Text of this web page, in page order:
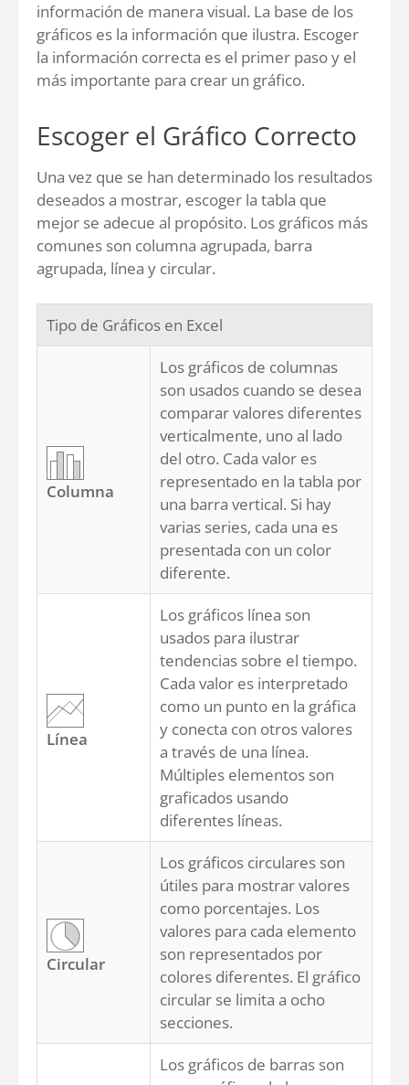
información de manera visual. La base de los
gráficos es la información que ilustra. Escoger
la información correcta es el primer paso y el
más importante para crear un gráfico.
Escoger el Gráfico Correcto
Una vez que se han determinado los resultados
deseados a mostrar, escoger la tabla que
mejor se adecue al propósito. Los gráficos más
comunes son columna agrupada, barra
agrupada, línea y circular.
Tipo de Gráficos en Excel
Columna
Los gráficos de columnas
son usados cuando se desea
comparar valores diferentes
verticalmente, uno al lado
del otro. Cada valor es
representado en la tabla por
una barra vertical. Si hay
varias series, cada una es
presentada con un color
diferente.
Línea
Los gráficos línea son
usados para ilustrar
tendencias sobre el tiempo.
Cada valor es interpretado
como un punto en la gráfica
y conecta con otros valores
a través de una línea.
Múltiples elementos son
graficados usando
diferentes líneas.
Circular
Los gráficos circulares son
útiles para mostrar valores
como porcentajes. Los
valores para cada elemento
son representados por
colores diferentes. El gráfico
circular se limita a ocho
secciones.
Los gráficos de barras son